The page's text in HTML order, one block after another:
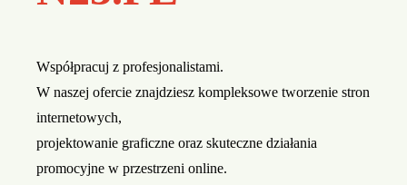
Współpracuj z profesjonalistami.
W naszej ofercie znajdziesz kompleksowe tworzenie stron
internetowych,
projektowanie graficzne oraz skuteczne działania
promocyjne w przestrzeni online.